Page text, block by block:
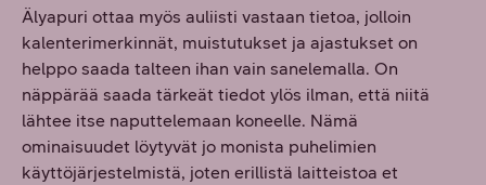
Älyapuri ottaa myös auliisti vastaan tietoa, jolloin
kalenterimerkinnät, muistutukset ja ajastukset on
helppo saada talteen ihan vain sanelemalla. On
näppärää saada tärkeät tiedot ylös ilman, että niitä
lähtee itse naputtelemaan koneelle. Nämä
ominaisuudet löytyvät jo monista puhelimien
käyttöjärjestelmistä, joten erillistä laitteistoa et